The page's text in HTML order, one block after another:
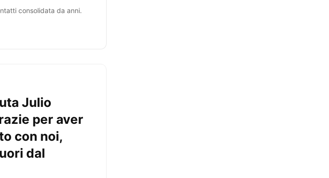
consolidata da anni.
Julio
per aver
con noi,
dal